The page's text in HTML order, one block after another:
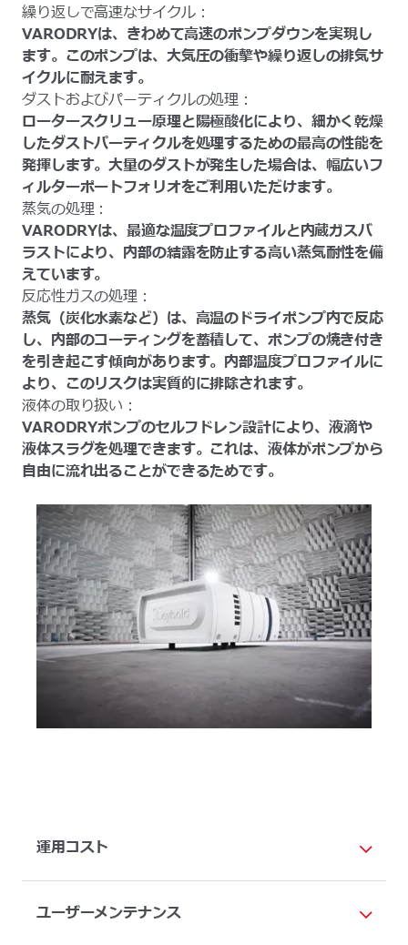
繰り返しで高速なサイクル：
VARODRYは、きわめて高速のポンプダウンを実現し
ます。このポンプは、大気圧の衝撃や繰り返しの排気サ
イクルに耐えます。
ダストおよびパーティクルの処理：
ロータースクリュー原理と陽極酸化により、細かく乾燥
したダストパーティクルを処理するための最高の性能を
発揮します。大量のダストが発生した場合は、幅広いフ
ィルターポートフォリオをご利用いただけます。
蒸気の処理：
VARODRYは、最適な温度プロファイルと内蔵ガスバ
ラストにより、内部の結露を防止する高い蒸気耐性を備
えています。
反応性ガスの処理：
蒸気（炭化水素など）は、高温のドライポンプ内で反応
し、内部のコーティングを蓄積して、ポンプの焼き付き
を引き起こす傾向があります。内部温度プロファイルに
より、このリスクは実質的に排除されます。
液体の取り扱い：
VARODRYポンプのセルフドレン設計により、液滴や
液体スラグを処理できます。これは、液体がポンプから
自由に流れ出ることができるためです。
運用コスト
ユーザーメンテナンス